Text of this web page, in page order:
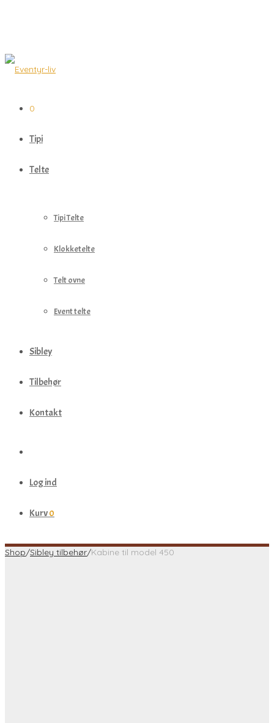
0
Tipi
Telte
Tipi Telte
Klokketelte
Telt ovne
Event telte
Sibley
Tilbehør
Kontakt
Log ind
Kurv0
Shop/Sibley tilbehør/Kabine til model 450